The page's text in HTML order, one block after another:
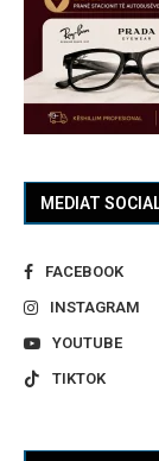
MEDIAT
FACEBOOK
INSTAGRAM
YOUTUBE
TIKTOK